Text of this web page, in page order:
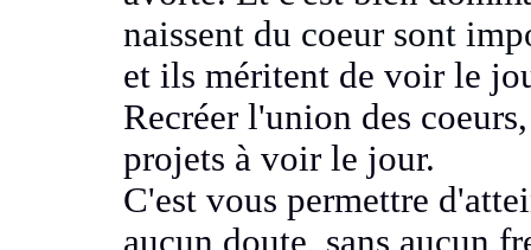
naissent du coeur sont
et ils méritent de voir le
Recréer l'union des
projets à voir le jour.
C'est vous permettre
aucun doute, sans aucun